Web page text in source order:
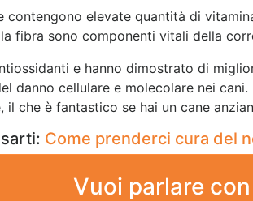
contengono elevate quantità di
fibra sono componenti vitali della
e hanno dimostrato di
danno cellulare e molecolare nei cani.
il che è fantastico se hai un cane
Come prenderci cura del
Vuoi parlare